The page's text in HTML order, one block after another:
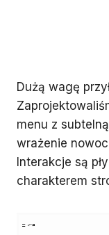
Dużą wagę
menu z
wrażenie
Interakcje są
charakterem